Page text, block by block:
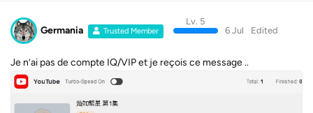
Germania Trusted Member
Lv. 5
6 Jul
Edited
Je n’ai pas de compte IQ/VIP et je reçois ce message ..